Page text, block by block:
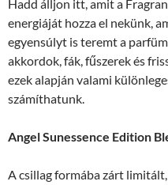
Hadd álljon itt, amit a
energiáját hozza el nekünk,
egyensúlyt is teremt a
akkordok, fák, fűszerek és
ezek alapján valami
számíthatunk.
Angel Sunessence Edition
A csillag formába zárt